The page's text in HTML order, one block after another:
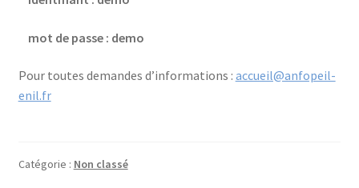
mot de passe : demo
Pour toutes demandes d’informations : accueil@anfopeil-
enil.fr
Catégorie : Non classé